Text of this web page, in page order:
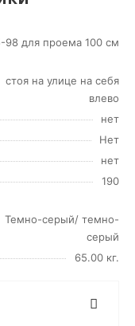
98 для проема 100 см
стоя на улице на себя
влево
нет
Нет
нет
190
Темно-серый/ темно-
серый
65.00 кг.